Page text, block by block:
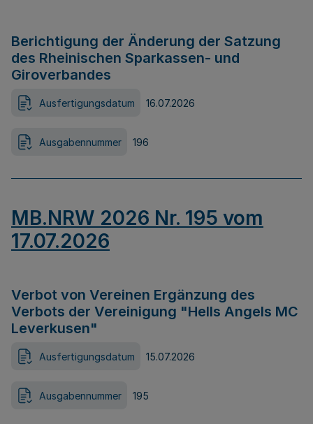
Berichtigung der Änderung der Satzung
des Rheinischen Sparkassen- und
Giroverbandes
Ausfertigungsdatum 16.07.2026
Ausgabennummer 196
MB.NRW 2026 Nr. 195 vom
17.07.2026
Verbot von Vereinen Ergänzung des
Verbots der Vereinigung "Hells Angels MC
Leverkusen"
Ausfertigungsdatum 15.07.2026
Ausgabennummer 195